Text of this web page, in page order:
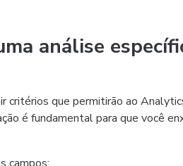
análise
critérios que permitirão ao
é fundamental para que você